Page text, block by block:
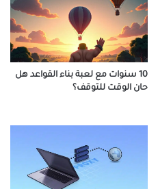
10 سنوات مع لعبة بناء القواعد هل
حان الوقت للتوقف؟